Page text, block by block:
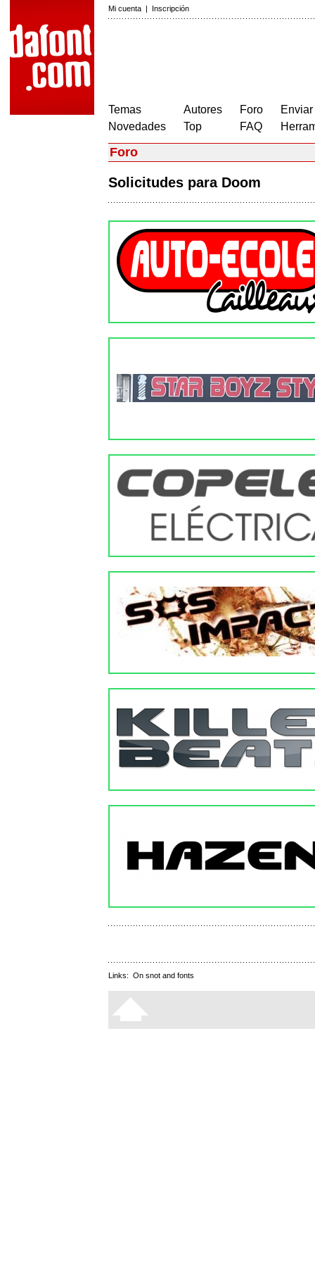
Mi cuenta | Inscripción
Temas
Novedades
Autores
Top
Foro
FAQ
Foro
Solicitudes para Doom
Links: On snot and fonts